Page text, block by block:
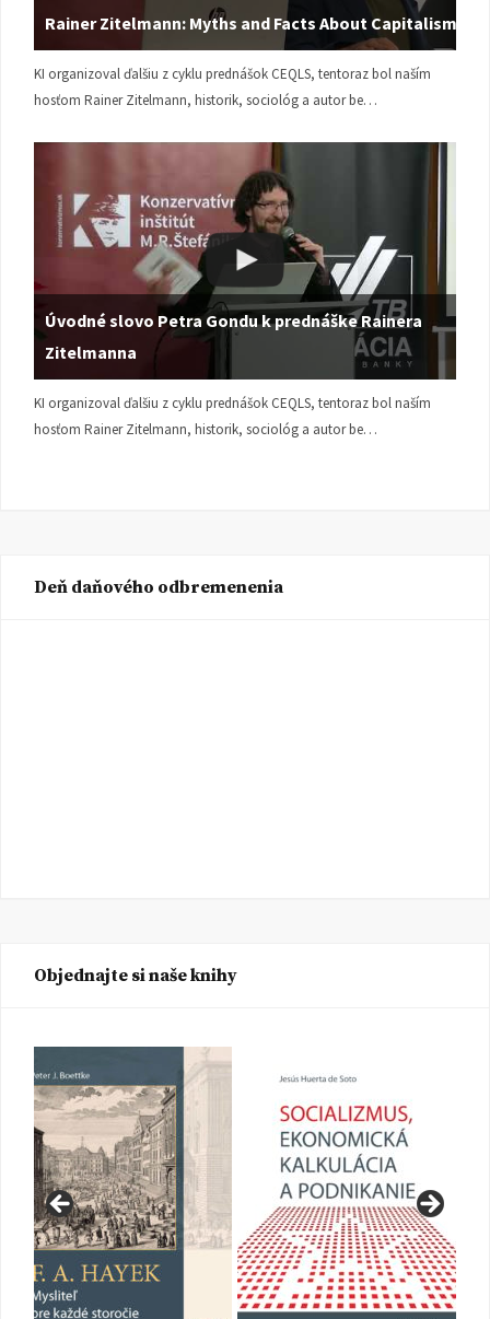
Rainer Zitelmann: Myths and Facts About Capitalism
KI organizoval ďalšiu z cyklu prednášok CEQLS, tentoraz bol naším
hosťom Rainer Zitelmann, historik, sociológ a autor be…
Úvodné slovo Petra Gondu k prednáške Rainera
Zitelmanna
KI organizoval ďalšiu z cyklu prednášok CEQLS, tentoraz bol naším
hosťom Rainer Zitelmann, historik, sociológ a autor be…
Deň daňového odbremenenia
Objednajte si naše knihy